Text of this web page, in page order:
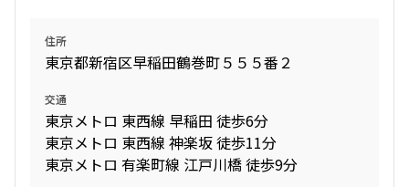
住所
東京都新宿区早稲田鶴巻町５５５番２
交通
東京メトロ 東西線 早稲田 徒歩6分
東京メトロ 東西線 神楽坂 徒歩11分
東京メトロ 有楽町線 江戸川橋 徒歩9分